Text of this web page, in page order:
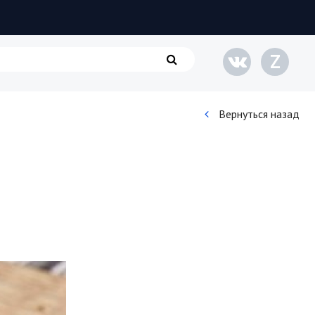
Строительство
Культура и общество
Z
Вернуться назад